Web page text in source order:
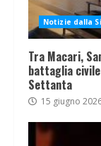
Notizie dalla
Tra Macari,
battaglia
Settanta
15 giugno